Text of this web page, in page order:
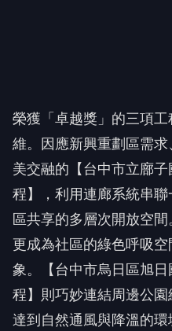
榮獲「卓越獎」的三項
維。因應新興重劃區需
美交融的【台中市立廍
程】，利用連廊系統串
區共享的多層次開放空間
更成為社區的綠色呼吸
象。【台中市烏日區旭
程】則巧妙連結周邊公園
達到自然通風與降溫的